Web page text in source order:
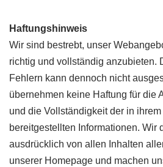
Haftungshinweis
Wir sind bestrebt, unser
richtig und vollständig anzubieten.
Fehlern kann dennoch nicht
übernehmen keine Haftung für die
und die Vollständigkeit der in
bereitgestellten Informationen. Wir
ausdrücklich von allen Inhalten
unserer Homepage und machen